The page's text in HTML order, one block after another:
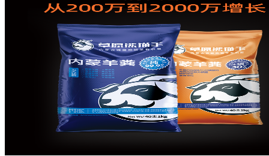
甄知灼见